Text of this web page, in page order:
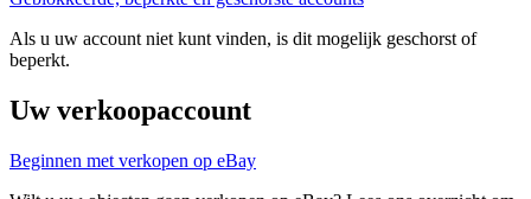
Als u uw account niet kunt vinden, is dit mogelijk geschorst of
beperkt.
Uw verkoopaccount
Beginnen met verkopen op eBay